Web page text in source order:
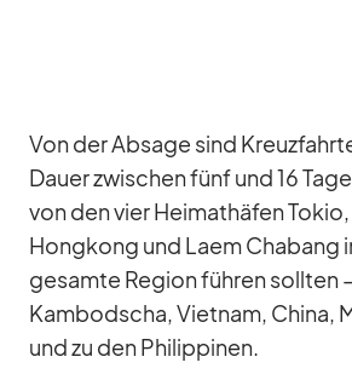
Von der Ab­sage sind
Dauer zwi­schen fünf und 16
von den vier Hei­mat­hä­fen
Hong­kong und Laem Cha­bang
ge­samte Re­gion füh­ren soll­ten
Kam­bo­dscha, Viet­nam, China,
und zu den Phil­ip­pi­nen.